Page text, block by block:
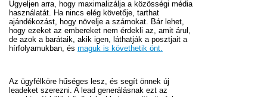
Ügyeljen arra, hogy maximalizálja a közösségi média
használatát. Ha nincs elég követője, tarthat
ajándékozást, hogy növelje a számokat. Bár lehet,
hogy ezeket az embereket nem érdekli az, amit árul,
de azok a barátaik, akik igen, láthatják a posztjait a
hírfolyamukban, és maguk is követhetik önt.
Az ügyfélköre hűséges lesz, és segít önnek új
leadeket szerezni. A lead generálásnak ezt az